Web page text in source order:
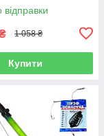
відправки
1 058 ₴
Купити